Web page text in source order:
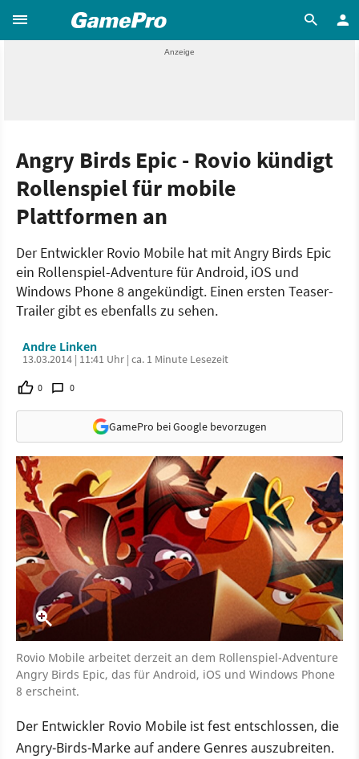
Angry Birds Epic - Rovio kündigt
Rollenspiel für mobile
Plattformen an
Der Entwickler Rovio Mobile hat mit Angry Birds Epic
ein Rollenspiel-Adventure für Android, iOS und
Windows Phone 8 angekündigt. Einen ersten Teaser-
Trailer gibt es ebenfalls zu sehen.
Andre Linken
13.03.2014 | 11:41 Uhr | ca. 1 Minute Lesezeit
0 0
GamePro bei Google bevorzugen
Rovio Mobile arbeitet derzeit an dem Rollenspiel-Adventure
Angry Birds Epic, das für Android, iOS und Windows Phone
8 erscheint.
Der Entwickler Rovio Mobile ist fest entschlossen, die
Angry-Birds-Marke auf andere Genres auszubreiten.